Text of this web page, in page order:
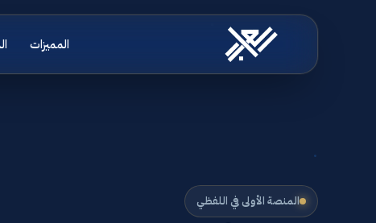
المميزات
المنصة الأولى في اللفظي